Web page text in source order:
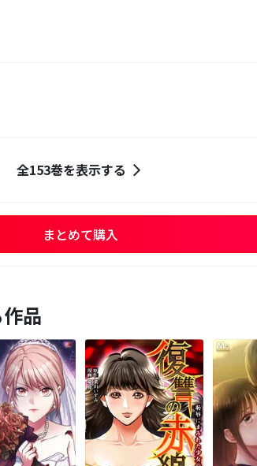
全153巻を表示する
まとめて購入
品